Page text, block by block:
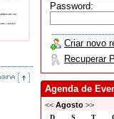
Password:
Criar novo
Recuperar
Agenda de